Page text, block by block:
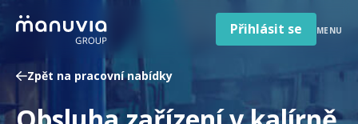
Přeskočit
Pro firmy a zaměstnavatele
Přihlásit se MENU
Zpět na pracovní nabídky